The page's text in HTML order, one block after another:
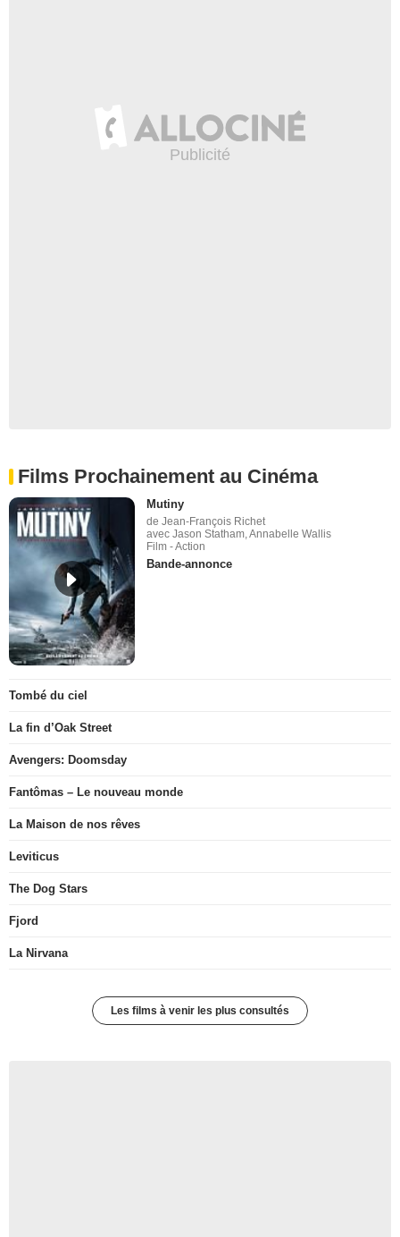
Films Prochainement au Cinéma
Mutiny
de Jean-François Richet
avec Jason Statham, Annabelle Wallis
Film - Action
Bande-annonce
Tombé du ciel
La fin d’Oak Street
Avengers: Doomsday
Fantômas – Le nouveau monde
La Maison de nos rêves
Leviticus
The Dog Stars
Fjord
La Nirvana
Les films à venir les plus consultés